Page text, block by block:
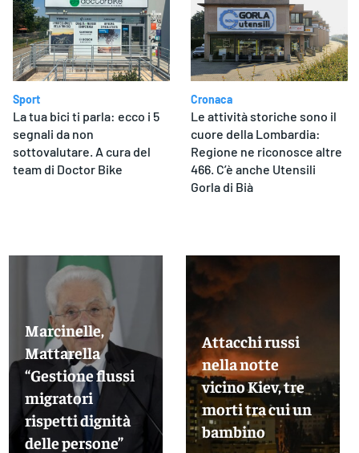
Sport
La tua bici ti parla: ecco i 5
segnali da non
sottovalutare. A cura del
team di Doctor Bike
Cronaca
Le attività storiche sono il
cuore della Lombardia:
Regione ne riconosce altre
466. C’è anche Utensili
Gorla di Bià
Marcinelle,
Mattarella
“Gestione flussi
migratori
rispetti dignità
delle persone”
Attacchi russi
nella notte
vicino Kiev, tre
morti tra cui un
bambino